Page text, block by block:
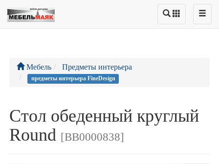
Мебель Предметы интерьера
предметы интерьера FineDesign
Стол обеденный круглый
Round [BB0000838]